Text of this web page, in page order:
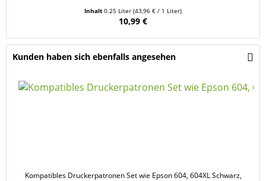
Inhalt 0.25 Liter (43,96 € / 1 Liter)
10,99 €
Kunden haben sich ebenfalls angesehen
Kompatibles Druckerpatronen Set wie Epson 604, 604XL Schwarz,